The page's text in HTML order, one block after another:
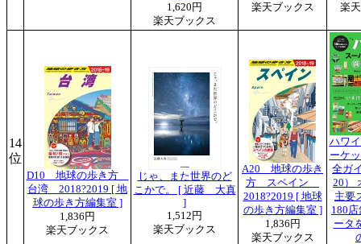
1,620円
楽天ブックス
楽天ブックス
楽
14
位
D10 地球の歩き方
台湾 2018?2019 [ 地
球の歩き方編集室 ]
1,836円
楽天ブックス
じゃ、また世界のど
こかで。 [ 近藤 大真
]
1,512円
楽天ブックス
A20 地球の歩き
方 スペイン
2018?2019 [ 地球
の歩き方編集室 ]
1,836円
楽天ブックス
ハワ
ーケ
全ガ
20）
主要
180
ータ